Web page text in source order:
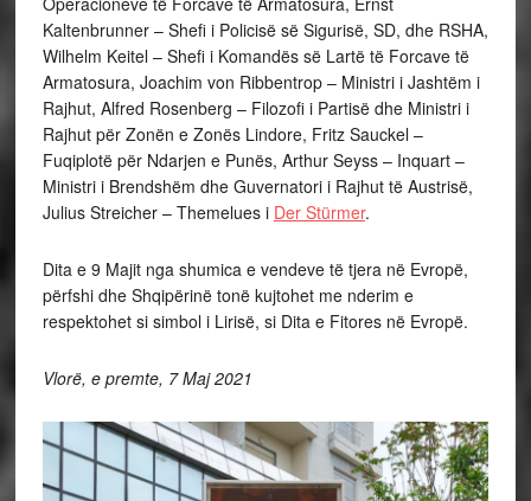
Kaltenbrunner – Shefi i Policisë së Sigurisë, SD, dhe RSHA,
Wilhelm Keitel – Shefi i Komandës së Lartë të Forcave të
Armatosura, Joachim von Ribbentrop – Ministri i Jashtëm i
Rajhut, Alfred Rosenberg – Filozofi i Partisë dhe Ministri i
Rajhut për Zonën e Zonës Lindore, Fritz Sauckel –
Fuqiplotë për Ndarjen e Punës, Arthur Seyss – Inquart –
Ministri i Brendshëm dhe Guvernatori i Rajhut të Austrisë,
Julius Streicher – Themelues i Der Stürmer.
Dita e 9 Majit nga shumica e vendeve të tjera në Evropë,
përfshi dhe Shqipërinë tonë kujtohet me nderim e
respektohet si simbol i Lirisë, si Dita e Fitores në Evropë.
Vlorë, e premte, 7 Maj 2021